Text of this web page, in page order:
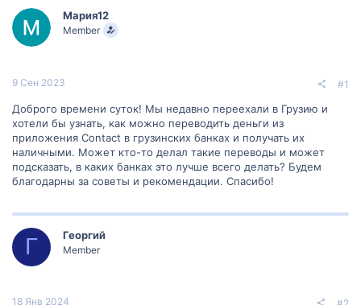
т
е
м
ы
ч
а
Мария12
Member
9 Сен 2023 #1
Доброго времени суток! Мы недавно переехали в Грузию и
хотели бы узнать, как можно переводить деньги из
приложения Contact в грузинских банках и получать их
наличными. Может кто-то делал такие переводы и может
подсказать, в каких банках это лучше всего делать? Будем
благодарны за советы и рекомендации. Спасибо!
Г Георгий
Member
18 Янв 2024